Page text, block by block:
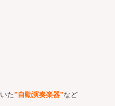
た”自動演奏楽器”など